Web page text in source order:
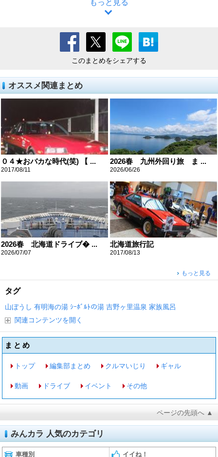
もっと見る
このまとめをシェアする
オススメ関連まとめ
０４★おバカな時代(笑) 【 ...
2017/08/11
2026春 九州外回り旅 ま ...
2026/06/26
2026春 北海道ドライブ� ...
2026/07/07
北海道旅行記
2017/08/13
もっと見る
タグ
山ぼうし 有明海の湯 ｼｰﾎﾞﾙﾄの湯 吉野ヶ里温泉 家族風呂
関連コンテンツを開く
まとめ
トップ 編集部まとめ クルマいじり ギャル
動画 ドライブ イベント その他
ページの先頭へ ▲
みんカラ 人気のカテゴリ
車種別 イイね！